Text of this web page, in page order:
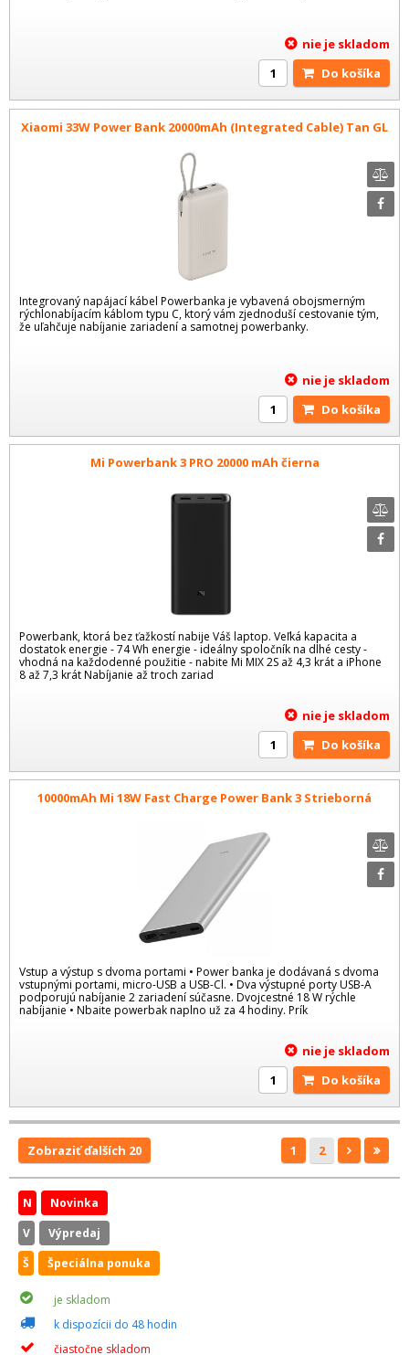
nie je skladom
Do košíka
Xiaomi 33W Power Bank 20000mAh (Integrated Cable) Tan GL
Integrovaný napájací kábel Powerbanka je vybavená obojsmerným
rýchlonabíjacím káblom typu C, ktorý vám zjednoduší cestovanie tým,
že uľahčuje nabíjanie zariadení a samotnej powerbanky.
nie je skladom
Do košíka
Mi Powerbank 3 PRO 20000 mAh čierna
Powerbank, ktorá bez ťažkostí nabije Váš laptop. Veľká kapacita a
dostatok energie - 74 Wh energie - ideálny spoločník na dlhé cesty -
vhodná na každodenné použitie - nabite Mi MIX 2S až 4,3 krát a iPhone
8 až 7,3 krát Nabíjanie až troch zariad
nie je skladom
Do košíka
10000mAh Mi 18W Fast Charge Power Bank 3 Strieborná
Vstup a výstup s dvoma portami • Power banka je dodávaná s dvoma
vstupnými portami, micro-USB a USB-Cl. • Dva výstupné porty USB-A
podporujú nabíjanie 2 zariadení súčasne. Dvojcestné 18 W rýchle
nabíjanie • Nbaite powerbak naplno už za 4 hodiny. Prík
nie je skladom
Do košíka
Zobraziť ďalších 20 1 2
N
Novinka
V
Výpredaj
Š
Špeciálna ponuka
je skladom
k dispozícii do 48 hodin
čiastočne skladom